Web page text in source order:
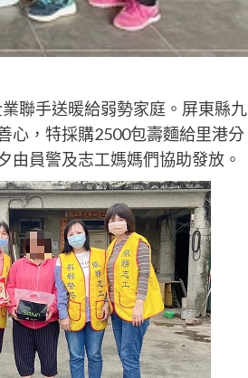
聯手送暖給弱勢家庭。屏東縣九
心，特採購2500包壽麵給里港分
由員警及志工媽媽們協助發放。